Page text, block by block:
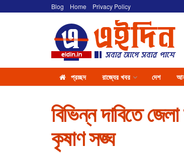
Blog Home Privacy Policy
প্রচ্ছদ রাজ্যের খবর দেশ
বিভিন্ন দাবিতে
কৃষাণ সঙ্ঘ